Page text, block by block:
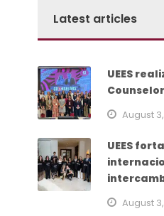
Latest articles
UEES
August
UEES
August